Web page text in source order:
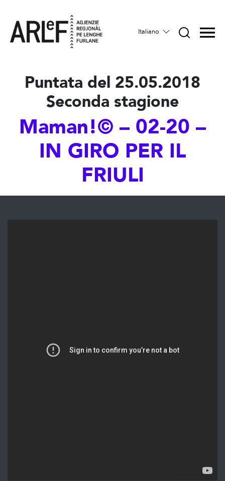
Italiano
Puntata del 25.05.2018
Seconda stagione
Maman!© – 02-20 –
IN GIRO PER IL
FRIULI